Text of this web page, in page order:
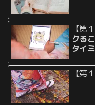
【第
クる
タイ
【第